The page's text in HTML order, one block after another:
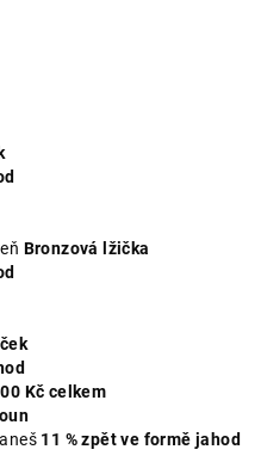
Bronzová lžička
Kč celkem
11 % zpět ve formě jahod